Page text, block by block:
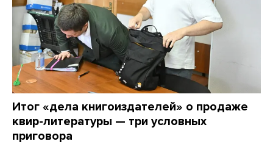
Итог «дела книгоиздателей» о продаже
квир-литературы — три условных
приговора